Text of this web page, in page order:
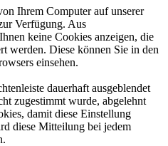
Ihrem Computer auf unserer
Verfügung. Aus
keine Cookies anzeigen, die
werden. Diese können Sie in den
einsehen.
dauerhaft ausgeblendet
zugestimmt wurde, abgelehnt
damit diese Einstellung
diese Mitteilung bei jedem